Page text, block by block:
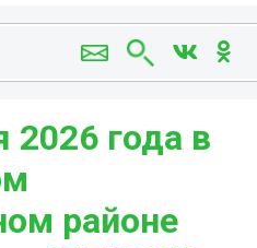
2026 года в
районе